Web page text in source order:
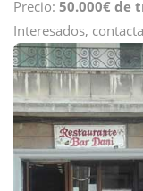
Precio: 50.000€ de
Interesados,